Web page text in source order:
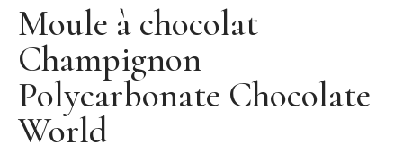
Moule à chocolat
Champignon
Polycarbonate Chocolate
World